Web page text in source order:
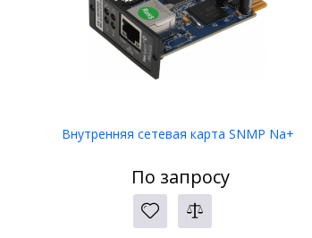
Внутренняя сетевая карта SNMP Na+
По запросу